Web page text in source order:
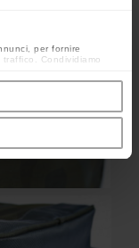
per fornire
Condividiamo
i quali potrebbero
che hanno raccolto dal